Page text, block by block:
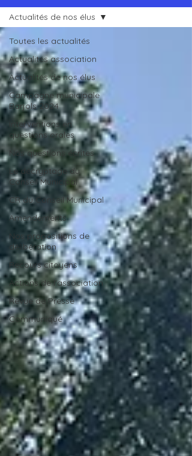
Toutes les actualités
Actualités association
Actualités de nos élus
Campagne municipale
Barjols 2024
Interventions en
questions orales
Nos questions écrites
Le décryptage du
Conseil Municipal
CR du Conseil Municipal
Amendements
Nos propositions de
délibération
Recours citoyens
Actions de l'association
Revue de Presse
Communiqué
Actualités de nos élus